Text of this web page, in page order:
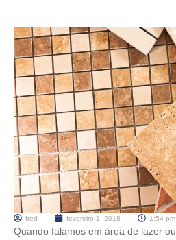
fred fevereiro 1, 2018 1:54 pm
Quando falamos em área de lazer ou